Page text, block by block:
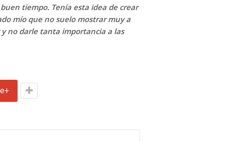
tiempo. Tenía esta idea de crear
mío que no suelo mostrar muy a
no darle tanta importancia a las